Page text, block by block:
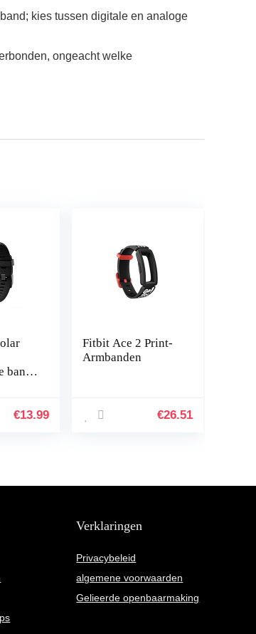
kies tussen digitale en analoge
ongeacht welke
band
band
€13.99
Fitbit Ace 2 Print-
Armbanden
€26.51
Verklaringen
Privacybeleid
algemene voorwaarden
Gelieerde openbaarmaking